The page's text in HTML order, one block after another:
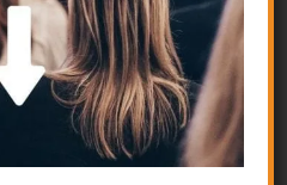
verfassen
: Kürzester
“ ist ausgegraut.